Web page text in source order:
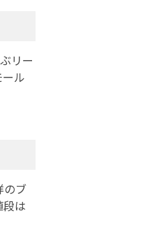
リー
ル
のブ
は